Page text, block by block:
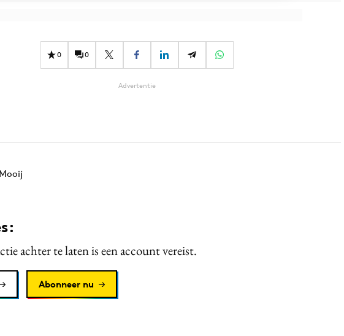
0 0
Advertentie
achter te laten is een account vereist.
Abonneer nu